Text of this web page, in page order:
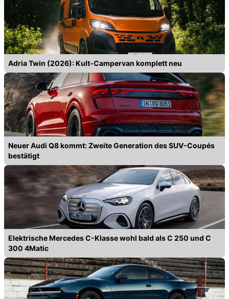
Funktionalitäten der Website zur Verfügung stehen. Sie
können die Einstellungen jederzeit in unserer
Datenschutzerklärunganpassen.
Adria Twin (2026): Kult-Campervan komplett neu
Neuer Audi Q8 kommt: Zweite Generation des SUV-Coupés
bestätigt
Elektrische Mercedes C-Klasse wohl bald als C 250 und C
300 4Matic